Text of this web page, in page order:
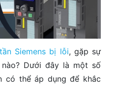
Siemens bị lỗi, gặp sự
Dưới đây là một số
có thể áp dụng để khắc